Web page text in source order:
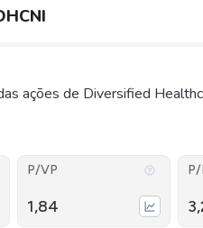
ações de Diversified
P/VP
1,84
P/